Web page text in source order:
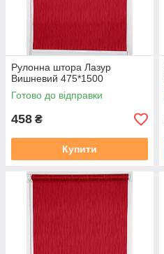
Рулонна штора Лазур
Вишневий 475*1500
Готово до відправки
458 ₴
Купити